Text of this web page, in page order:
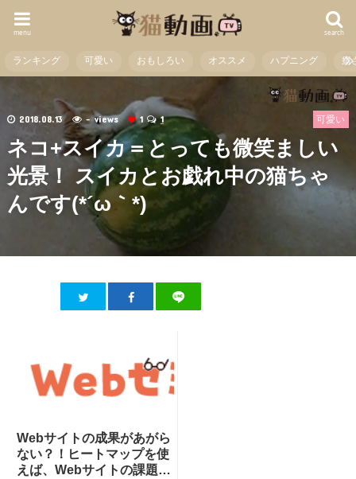
search
menu
ランキング 可愛い おもしろい オススメ ハプニング 癒
可愛い
2018.08.13 - views 1 1
ネコ+スイカ＝とっても微笑ましい
光景！ スイカとお戯れ中の猫ちゃ
んです(*´ω｀*)
Webサイトの成果があがら
ない？！ヒートマップを使
えば、Webサイトの課題が